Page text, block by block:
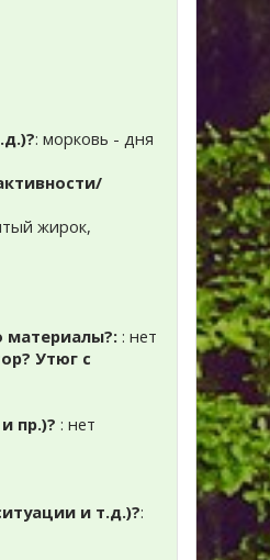
: морковь - дня
жирок,
материалы?:: нет
Утюг с
пр.)?: нет
и т.д.)?: